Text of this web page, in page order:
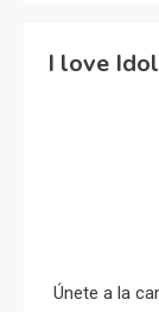
I love
Únete a la